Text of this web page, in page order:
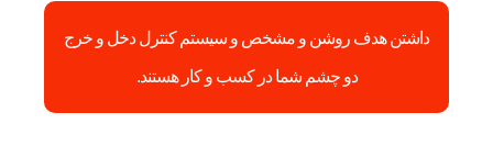
داشتن هدف روشن و مشخص و سیستم کنترل دخل و خرج
دو چشم شما در کسب و کار هستند.